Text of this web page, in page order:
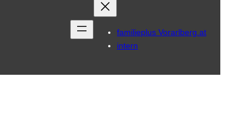
familieplus Vorarlberg.at
intern